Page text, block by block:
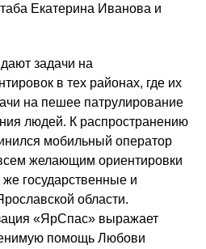
Екатерина Иванова и
задачи на
в тех районах, где их
на пешее патрулирование
людей. К распространению
мобильный оператор
желающим ориентировки
государственные и
области.
«ЯрСпас» выражает
помощь Любови